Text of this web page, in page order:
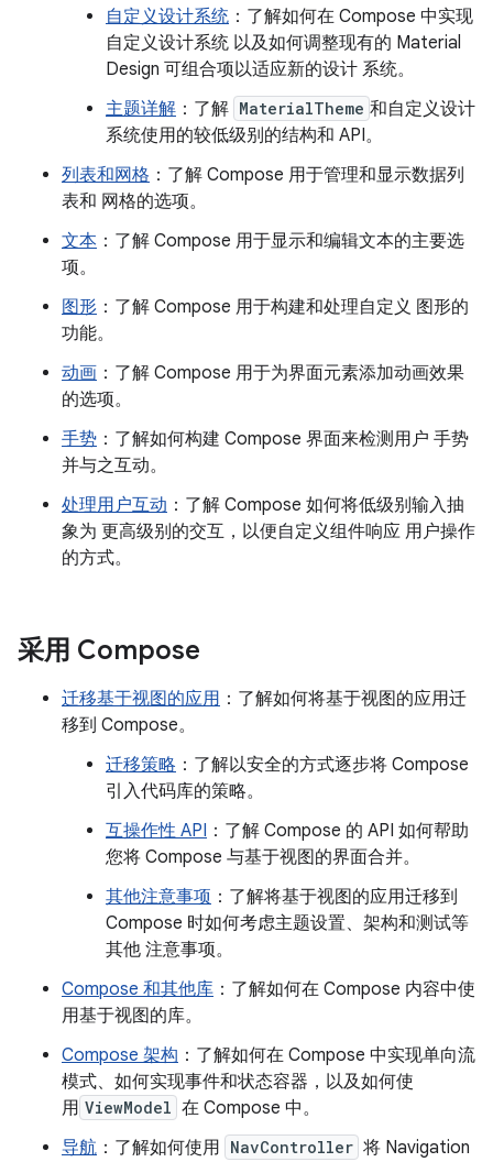
自定义设计系统 ：了解如何在 Compose 中实现
自定义设计系统 以及如何调整现有的 Material
Design 可组合项以适应新的设计 系统。
主题详解 ：了解 MaterialTheme 和自定义设计
系统使用的较低级别的结构和 API。
列表和网格 ：了解 Compose 用于管理和显示数据列
表和 网格的选项。
文本 ：了解 Compose 用于显示和编辑文本的主要选
项。
图形 ：了解 Compose 用于构建和处理自定义 图形的
功能。
动画 ：了解 Compose 用于为界面元素添加动画效果
的选项。
手势 ：了解如何构建 Compose 界面来检测用户 手势
并与之互动。
处理用户互动 ：了解 Compose 如何将低级别输入抽
象为 更高级别的交互，以便自定义组件响应 用户操作
的方式。
采用 Compose
迁移基于视图的应用 ：了解如何将基于视图的应用迁
移到 Compose。
迁移策略 ：了解以安全的方式逐步将 Compose
引入代码库的策略。
互操作性 API ：了解 Compose 的 API 如何帮助
您将 Compose 与基于视图的界面合并。
其他注意事项 ：了解将基于视图的应用迁移到
Compose 时如何考虑主题设置、架构和测试等
其他 注意事项。
Compose 和其他库 ：了解如何在 Compose 内容中使
用基于视图的库。
Compose 架构 ：了解如何在 Compose 中实现单向流
模式、如何实现事件和状态容器，以及如何使
用 ViewModel 在 Compose 中。
导航 ：了解如何使用 NavController 将 Navigation